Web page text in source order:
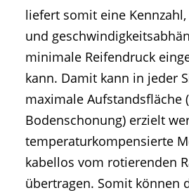
liefert somit eine
und
minimale Reifendruck
kann. Damit kann in jeder
maximale Aufstandsfläche
Bodenschonung) erzielt
temperaturkompensierte
kabellos vom rotierenden
übertragen. Somit können